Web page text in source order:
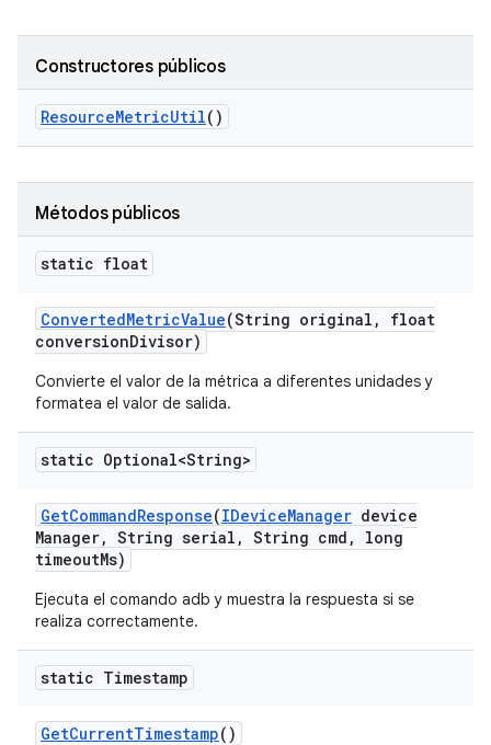
Constructores públicos
ResourceMetricUtil()
Métodos públicos
static float
ConvertedMetricValue(String original ,
float
conversionDivisor)
Convierte el valor de la métrica a diferentes unidades y
formatea el valor de salida.
static Optional<String>
GetCommandResponse(IDeviceManager device
Manager, String serial , String cmd ,
long
timeoutMs)
Ejecuta el comando adb y muestra la respuesta si se
realiza correctamente.
static Timestamp
GetCurrentTimestamp()